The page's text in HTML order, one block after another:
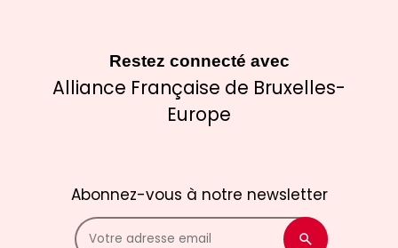
Restez connecté avec
Alliance Française de Bruxelles-
Europe
Abonnez-vous à notre newsletter